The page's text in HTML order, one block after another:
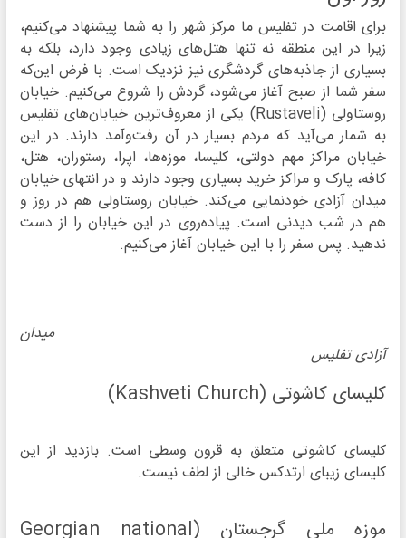
برای اقامت در تفلیس ما مرکز شهر را به شما پیشنهاد می‌کنیم،
زیرا در این منطقه نه تنها هتل‌های زیادی وجود دارد، بلکه به
بسیاری از جاذبه‌های گردشگری نیز نزدیک است. با فرض این‌که
سفر شما از صبح آغاز می‌شود، گردش را شروع می‌کنیم. خیابان
روستاولی (Rustaveli) یکی از معروف‌ترین خیابان‌های تفلیس
به شمار می‌آید که مردم بسیار در آن رفت‌وآمد دارند. در این
خیابان مراکز مهم دولتی، کلیسا، موزه‌ها، اپرا، رستوران، هتل،
کافه، پارک و مراکز خرید بسیاری وجود دارند و در انتهای خیابان
میدان آزادی خودنمایی می‌کند. خیابان روستاولی هم در روز و
هم در شب دیدنی است. پیاده‌روی در این خیابان را از دست
ندهید. پس سفر را با این خیابان آغاز می‌کنیم.
میدان
آزادی تفلیس
کلیسای کاشوتی (Kashveti Church)
کلیسای کاشوتی متعلق به قرون وسطی است. بازدید از این
کلیسای زیبای ارتدکس خالی از لطف نیست.
موزه ملی گرجستان (Georgian national